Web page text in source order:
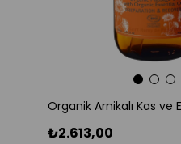
₺2.613,00